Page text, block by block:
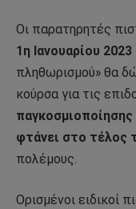
Οι παρατηρητές
1η Ιανουαρίου
πληθωρισμού» θα
κούρσα για τις
παγκοσμιοποίησης
φτάνει στο τέλος
πολέμους.
Ορισμένοι ειδικοί